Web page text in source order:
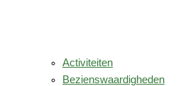
Activiteiten
Bezienswaardigheden